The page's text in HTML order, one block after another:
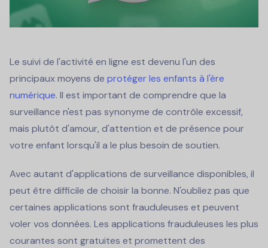
Le suivi de l'activité en ligne est devenu l'un des
principaux moyens de protéger les enfants à l'ère
numérique. Il est important de comprendre que la
surveillance n'est pas synonyme de contrôle excessif,
mais plutôt d'amour, d'attention et de présence pour
votre enfant lorsqu'il a le plus besoin de soutien.
Avec autant d'applications de surveillance disponibles, il
peut être difficile de choisir la bonne. N'oubliez pas que
certaines applications sont frauduleuses et peuvent
voler vos données. Les applications frauduleuses les plus
courantes sont gratuites et promettent des